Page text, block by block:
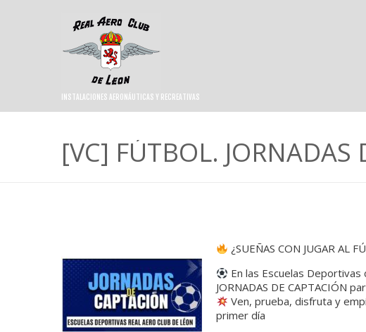
INSTALACIONES AERONÁUTICAS Y RECREATIVAS
[VC] FÚTBOL. JORNADAS
¿SUEÑAS CON JUGAR AL
En las Escuelas
JORNADAS DE CAPTACIÓN
Ven, prueba, disfruta y
primer día